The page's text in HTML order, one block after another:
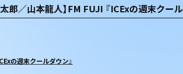
太郎／山本龍人】FM FUJI 『ICExの週末クー
の週末クールダウン』